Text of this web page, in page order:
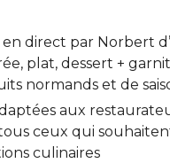
en direct par Norbert
plat, dessert +
normands et de
aux
ceux qui
culinaires